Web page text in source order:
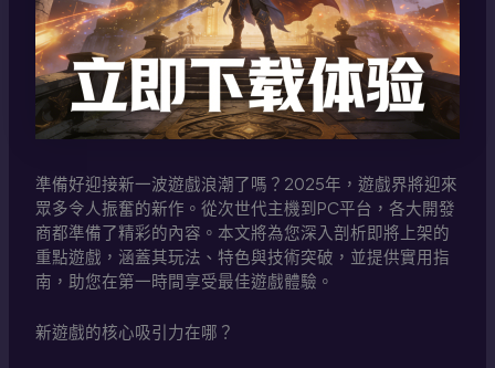
準備好迎接新一波遊戲浪潮了嗎？2025年，遊戲界將迎來
眾多令人振奮的新作。從次世代主機到PC平台，各大開發
商都準備了精彩的內容。本文將為您深入剖析即將上架的
重點遊戲，涵蓋其玩法、特色與技術突破，並提供實用指
南，助您在第一時間享受最佳遊戲體驗。
新遊戲的核心吸引力在哪？